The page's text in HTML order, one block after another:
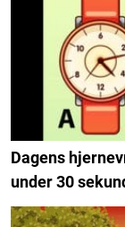
Dagens
under 30